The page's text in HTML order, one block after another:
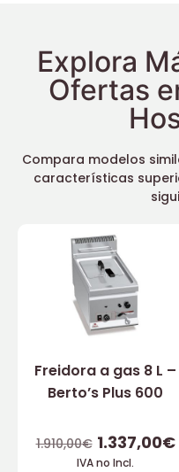
Explora
Ofertas
Compara modelos
características
Freidora a gas 8 L –
Berto’s Plus 600
1.910,00€ 1.337,00€
IVA no Incl.